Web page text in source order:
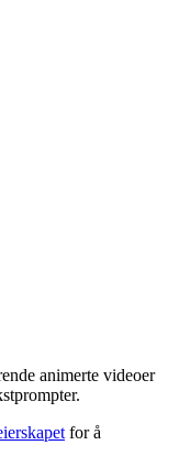
animerte videoer
for å